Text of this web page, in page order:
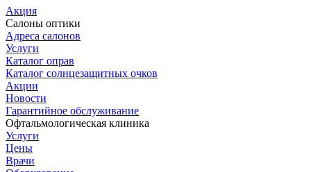
Акция
Салоны оптики
Адреса салонов
Услуги
Каталог оправ
Каталог солнцезащитных очков
Акции
Новости
Гарантийное обслуживание
Офтальмологическая клиника
Услуги
Цены
Врачи